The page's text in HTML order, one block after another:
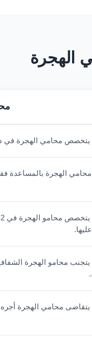
يتخصص محامي الهجرة في
الهجرة بالمساعدة
يتجنب محامو الهجرة
يتقاضى محامي الهجرة